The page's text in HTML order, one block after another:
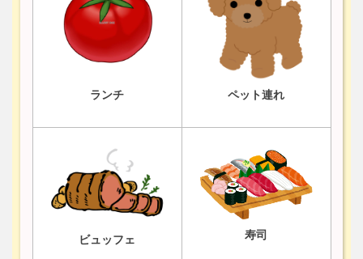
ランチ ペット連れ
ビュッフェ 寿司